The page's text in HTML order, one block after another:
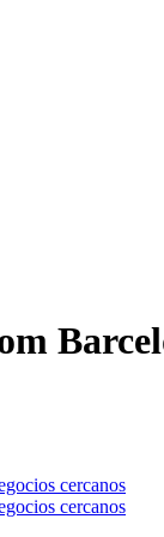
cercanos
cercanos